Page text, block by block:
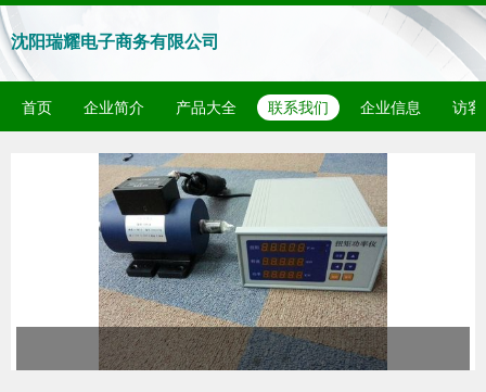
沈阳瑞耀电子商务有限公司
首页 企业简介 产品大全 联系我们 企业信息 访客